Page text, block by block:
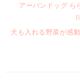
アーバンドッグ ら
犬も入れる野菜が感